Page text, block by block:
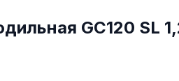
GС120 SL